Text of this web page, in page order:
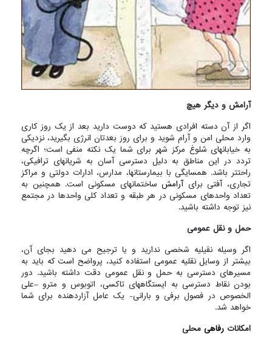
آرامش و دیگر هیچ
اگر از آن دسته افرادی هستید که دوست دارید بعد از یک روز کاری
وارد محلی امن و آرام شوید و برای روز بعدتان انرژی بگیرید، نزدیکی
به خیابانهای شلوغ مرکز شهر برای شما یک نکته منفی است؛ اگرچه
تردد در این مناطق به دلیل دسترسی آسان به شریانهای ترافیکی،
راحتتر باشد. همسایگی با بیمارستانها، مدارس، ادارات دولتی و مراکز
تجاری، آفتی برایآرامشساختمانهای مسکونی است. همچنین به
تعداد واحدهای مسکونی در هر طبقه و تعداد کلی واحدها در مجتمع
نیز توجه داشته باشید.
حمل و نقل عمومی
اگر وسیله نقیلیه شخصی ندارید و یا ترجیح می دهید بجای آن،
بیشتر از وسایل نقلیه عمومی استفاده کنید، پرواضح است که باید به
مسیرهای دسترسی به حمل و نقل عمومی دقت داشته باشید. دور
بودن نقاط دسترسی به ایستگاههای تاکسی، اتوبوس و مترو –علی
الخصوص در فصول برفی و بارانی- یک عامل آزاردهنده برای شما
خواهد شد.
امکانات رفاهی محلی